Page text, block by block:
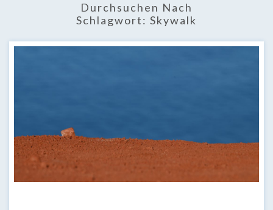
Durchsuchen Nach
Schlagwort: Skywalk